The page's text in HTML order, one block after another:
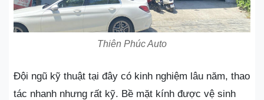
Thiên Phúc Auto
Đội ngũ kỹ thuật tại đây có kinh nghiệm lâu năm, thao
tác nhanh nhưng rất kỹ. Bề mặt kính được vệ sinh